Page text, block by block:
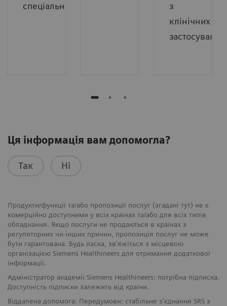
спеціальностях
з
клінічних
застосувань
Ця інформація вам допомогла?
Так Ні
Продукти/функції та/або пропозиції послуг (згадані тут) не є
комерційно доступними у всіх країнах та/або для всіх типів
обладнання. Якщо послуги не продаються в країнах з
регуляторних чи інших причин, пропозиція послуг не може
бути гарантована. Будь ласка, зв'яжіться з місцевою
організацією Siemens Healthineers для отримання додаткової
інформації.
Адміністратор академії Siemens Healthineers: потрібна підписка.
Доступність підписки залежить від країни.
Віддалена допомога: Передумови: стабільне з'єднання SRS з